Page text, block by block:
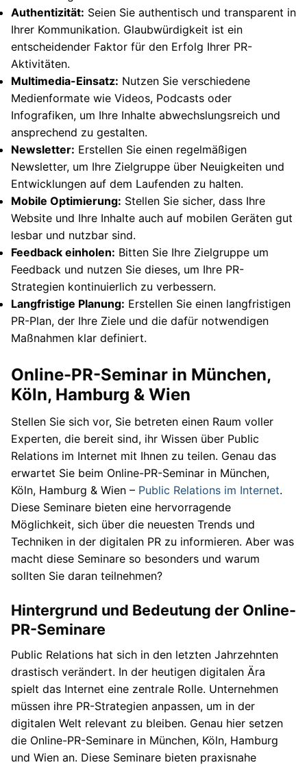
Authentizität: Seien Sie authentisch und transparent in
Ihrer Kommunikation. Glaubwürdigkeit ist ein
entscheidender Faktor für den Erfolg Ihrer PR-
Aktivitäten.
Multimedia-Einsatz: Nutzen Sie verschiedene
Medienformate wie Videos, Podcasts oder
Infografiken, um Ihre Inhalte abwechslungsreich und
ansprechend zu gestalten.
Newsletter: Erstellen Sie einen regelmäßigen
Newsletter, um Ihre Zielgruppe über Neuigkeiten und
Entwicklungen auf dem Laufenden zu halten.
Mobile Optimierung: Stellen Sie sicher, dass Ihre
Website und Ihre Inhalte auch auf mobilen Geräten gut
lesbar und nutzbar sind.
Feedback einholen: Bitten Sie Ihre Zielgruppe um
Feedback und nutzen Sie dieses, um Ihre PR-
Strategien kontinuierlich zu verbessern.
Langfristige Planung: Erstellen Sie einen langfristigen
PR-Plan, der Ihre Ziele und die dafür notwendigen
Maßnahmen klar definiert.
Online-PR-Seminar in München,
Köln, Hamburg & Wien
Stellen Sie sich vor, Sie betreten einen Raum voller
Experten, die bereit sind, ihr Wissen über Public
Relations im Internet mit Ihnen zu teilen. Genau das
erwartet Sie beim Online-PR-Seminar in München,
Köln, Hamburg & Wien – Public Relations im Internet.
Diese Seminare bieten eine hervorragende
Möglichkeit, sich über die neuesten Trends und
Techniken in der digitalen PR zu informieren. Aber was
macht diese Seminare so besonders und warum
sollten Sie daran teilnehmen?
Hintergrund und Bedeutung der Online-
PR-Seminare
Public Relations hat sich in den letzten Jahrzehnten
drastisch verändert. In der heutigen digitalen Ära
spielt das Internet eine zentrale Rolle. Unternehmen
müssen ihre PR-Strategien anpassen, um in der
digitalen Welt relevant zu bleiben. Genau hier setzen
die Online-PR-Seminare in München, Köln, Hamburg
und Wien an. Diese Seminare bieten praxisnahe